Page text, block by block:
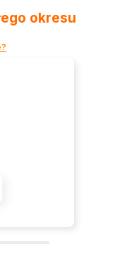
okresu